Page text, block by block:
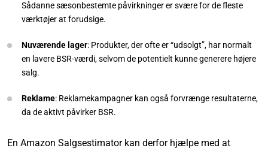
Sådanne sæsonbestemte påvirkninger er svære for de fleste
værktøjer at forudsige.
Nuværende lager: Produkter, der ofte er “udsolgt”, har normalt
en lavere BSR-værdi, selvom de potentielt kunne generere højere
salg.
Reklame: Reklamekampagner kan også forvrænge resultaterne,
da de aktivt påvirker BSR.
En Amazon Salgsestimator kan derfor hjælpe med at